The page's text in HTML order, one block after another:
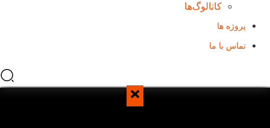
کاتالوگ‌ها
پروژه ها
تماس با ما